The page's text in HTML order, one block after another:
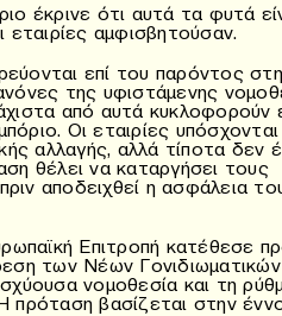
έκρινε ότι αυτά τα φυτά
εταιρίες αμφισβητούσαν.
επί του παρόντος
της υφιστάμενης
από αυτά κυκλοφορούν
Οι εταιρίες
αλλαγής, αλλά τίποτα δεν
θέλει να καταργήσει τους
αποδειχθεί η ασφάλεια
Επιτροπή κατέθεσε
των Νέων Γονιδιωματικών
νομοθεσία και τη
βασίζεται στην